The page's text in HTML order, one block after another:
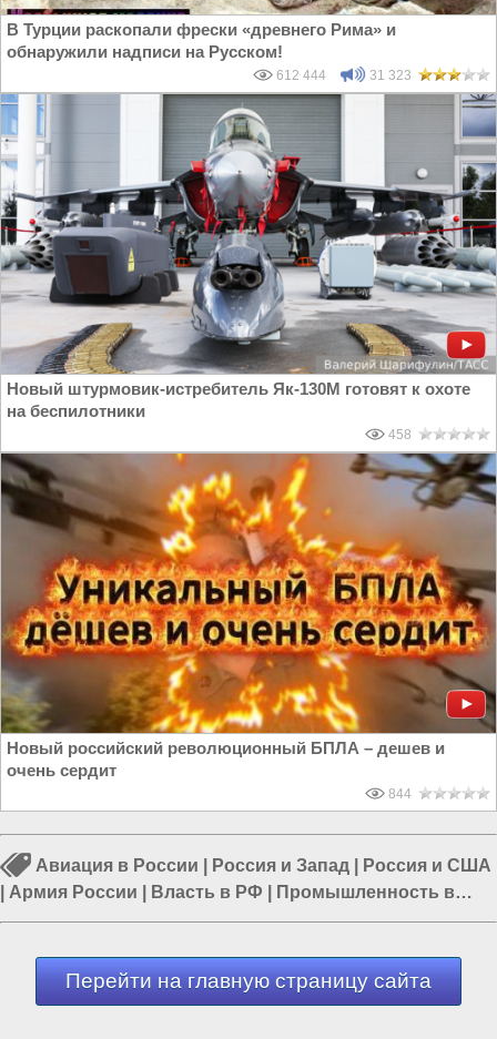
В Турции раскопали фрески «древнего Рима» и
обнаружили надписи на Русском!
612 444 31 323
Новый штурмовик-истребитель Як-130М готовят к охоте
на беспилотники
458
Новый российский революционный БПЛА – дешев и
очень сердит
844
Авиация в России Россия и Запад
Россия и США
Армия России Власть в РФ
Промышленность в
России|СВО на Украине
Перейти на главную страницу сайта